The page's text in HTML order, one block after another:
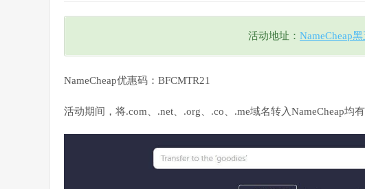
活动地址： NameCheap
NameCheap优惠码：BFCMTR21
活动期间，将.com、.net、.org、.co、.me域名转入NameCheap均